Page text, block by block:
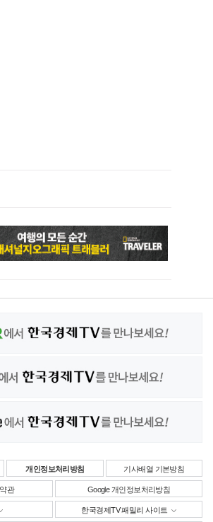
개인정보처리방침 기사배열 기본방침
관 Google 개인정보처리방침
한국경제TV 패밀리 사이트